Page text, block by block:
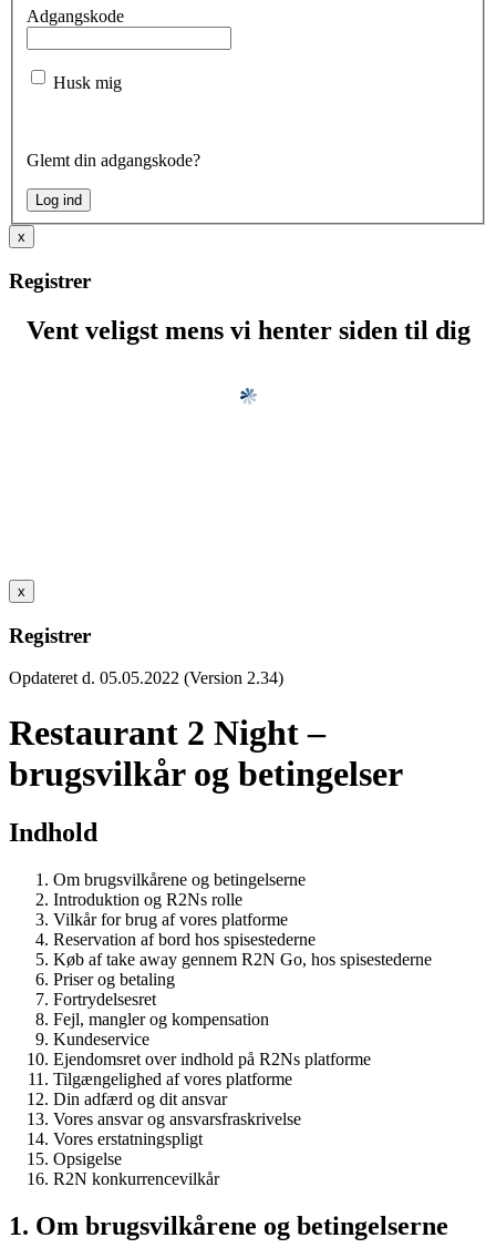
Adgangskode
Husk mig
Glemt din adgangskode?
x
Registrer
Vent veligst mens vi henter siden til dig
x
Registrer
Opdateret d. 05.05.2022 (Version 2.34)
Restaurant 2 Night –
brugsvilkår og betingelser
Indhold
Om brugsvilkårene og betingelserne
Introduktion og R2Ns rolle
Vilkår for brug af vores platforme
Reservation af bord hos spisestederne
Køb af take away gennem R2N Go, hos spisestederne
Priser og betaling
Fortrydelsesret
Fejl, mangler og kompensation
Kundeservice
Ejendomsret over indhold på R2Ns platforme
Tilgængelighed af vores platforme
Din adfærd og dit ansvar
Vores ansvar og ansvarsfraskrivelse
Vores erstatningspligt
Opsigelse
R2N konkurrencevilkår
1. Om brugsvilkårene og betingelserne